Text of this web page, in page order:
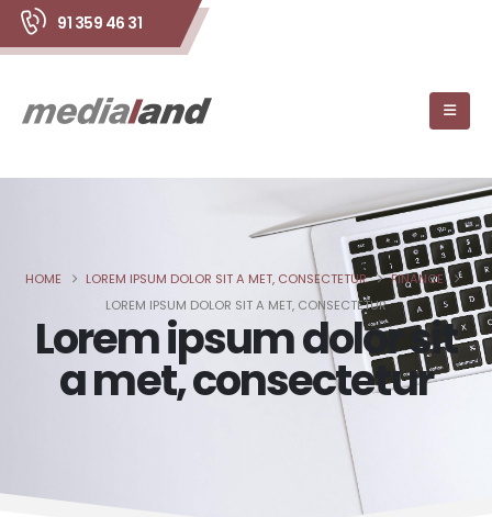
91 359 46 31
HOME LOREM IPSUM DOLOR SIT A MET, CONSECTETUR
FINANCE
LOREM IPSUM DOLOR SIT A MET, CONSECTETUR
Lorem ipsum dolor sit
a met, consectetur